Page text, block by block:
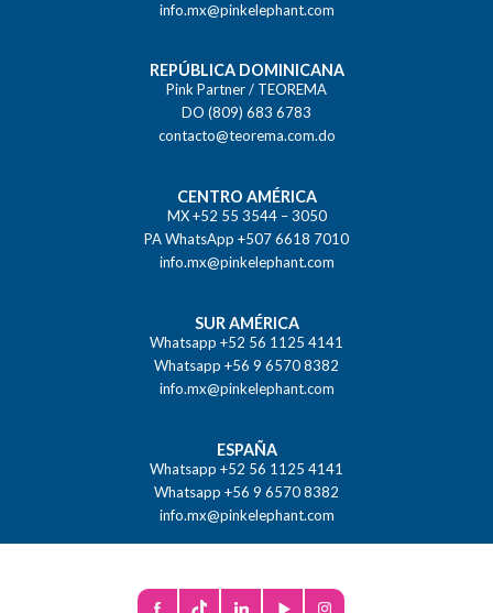
info.mx@pinkelephant.com
REPÚBLICA DOMINICANA
Pink Partner / TEOREMA
DO (809) 683 6783
contacto@teorema.com.do
CENTRO AMÉRICA
MX +52 55 3544 – 3050
PA WhatsApp +507 6618 7010
info.mx@pinkelephant.com
SUR AMÉRICA
Whatsapp +52 56 1125 4141
Whatsapp +56 9 6570 8382
info.mx@pinkelephant.com
ESPAÑA
Whatsapp +52 56 1125 4141
Whatsapp +56 9 6570 8382
info.mx@pinkelephant.com